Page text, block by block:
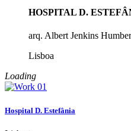
HOSPITAL D.
arq. Albert Jenkins
Lisboa
Loading
Hospital D. Estefânia